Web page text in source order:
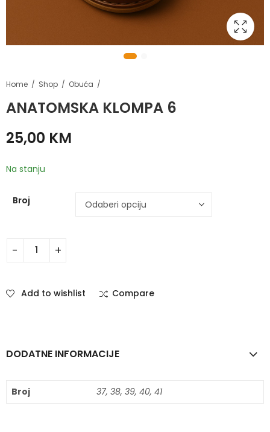
Home Shop Obuća
ANATOMSKA KLOMPA 6
25,00 KM
Na stanju
Broj
Add to wishlist Compare
DODATNE INFORMACIJE
Broj 37, 38, 39, 40, 41